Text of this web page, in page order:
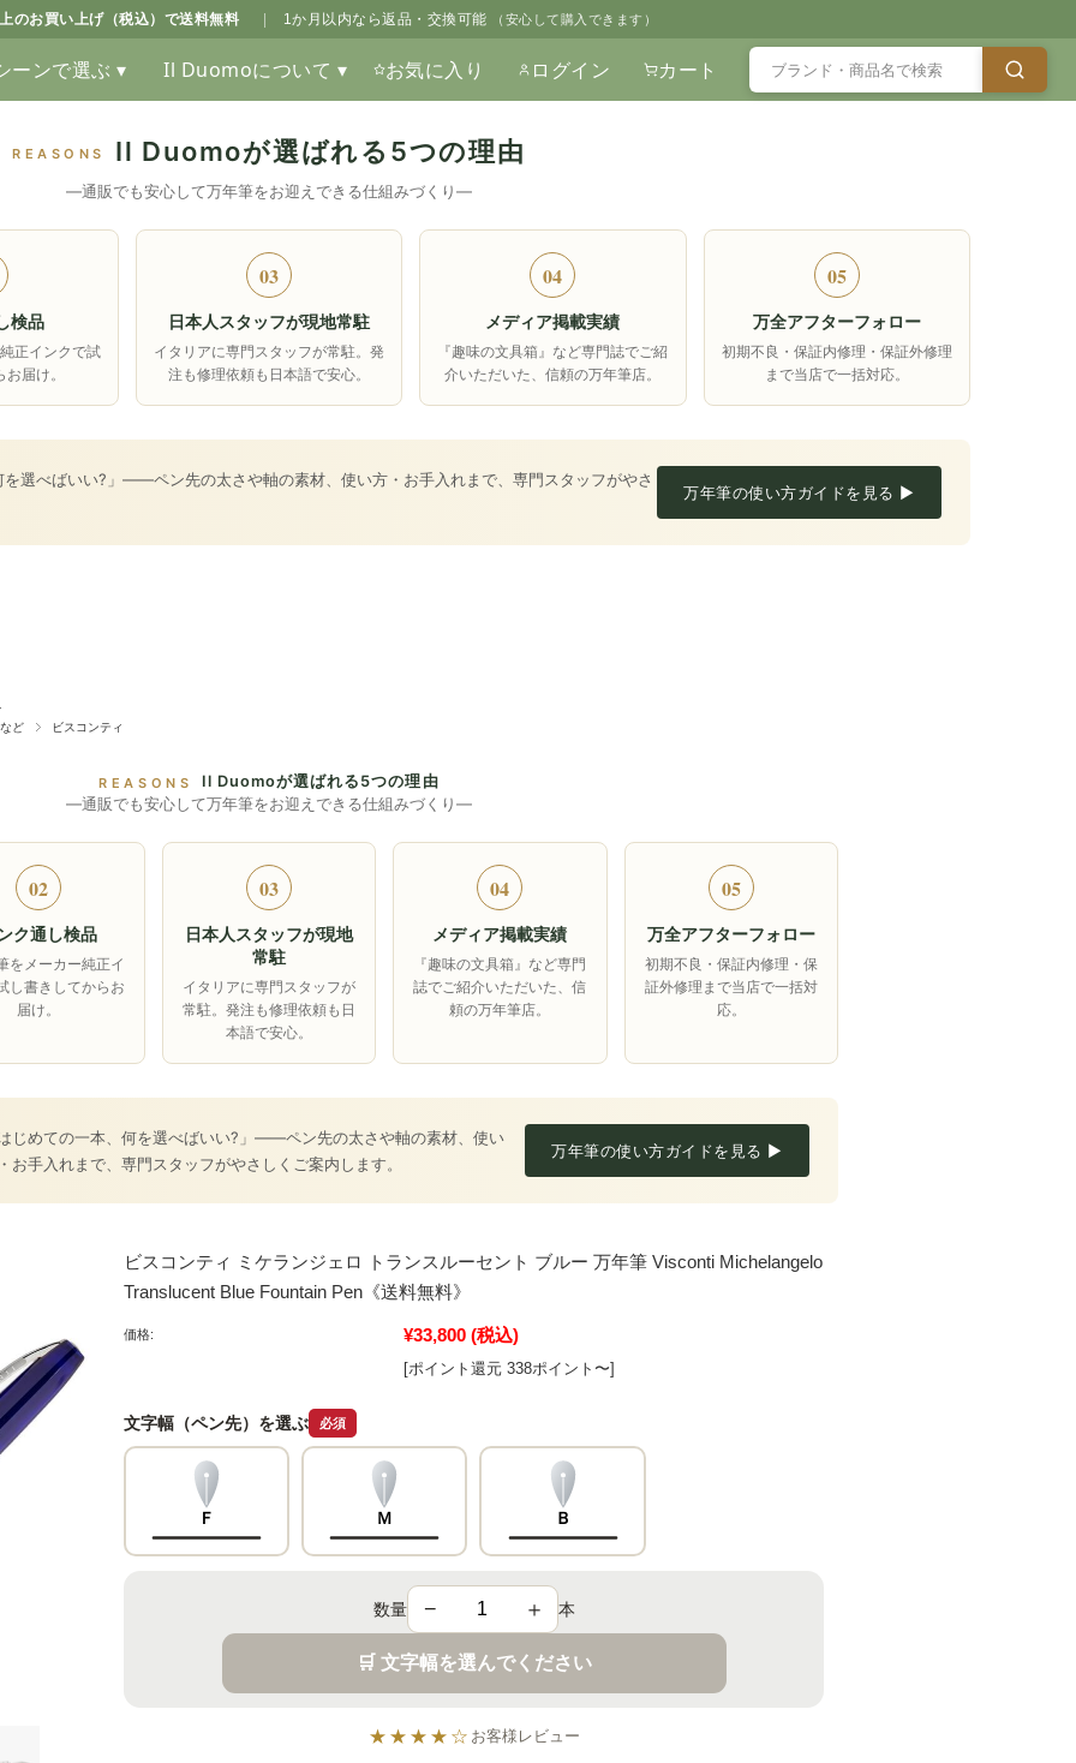
のお買い上げ（税込）で送料無料 1か月以内なら返品・交換可能 （安心して購入できます）
ーンで選ぶ ▾ Il Duomoについて ▾ お気に入り ログイン カート
REASONS Il Duomoが選ばれる5つの理由
―通販でも安心して万年筆をお迎えできる仕組みづくり―
検品
正インクで試
届け。
03
日本人スタッフが現地常駐
イタリアに専門スタッフが常駐。発
注も修理依頼も日本語で安心。
04
メディア掲載実績
『趣味の文具箱』など専門誌でご紹
介いただいた、信頼の万年筆店。
05
万全アフターフォロー
初期不良・保証内修理・保証外修理
まで当店で一括対応。
選べばいい?」――ペン先の太さや軸の素材、使い方・お手入れまで、専門スタッフがやさ
万年筆の使い方ガイドを見る ▶
ど
ビスコンティ
REASONS Il Duomoが選ばれる5つの理由
―通販でも安心して万年筆をお迎えできる仕組みづくり―
02
ク通し検品
をメーカー純正イ
し書きしてからお
届け。
03
日本人スタッフが現地
常駐
イタリアに専門スタッフが
常駐。発注も修理依頼も日
本語で安心。
04
メディア掲載実績
『趣味の文具箱』など専門
誌でご紹介いただいた、信
頼の万年筆店。
05
万全アフターフォロー
初期不良・保証内修理・保
証外修理まで当店で一括対
応。
じめての一本、何を選べばいい?」――ペン先の太さや軸の素材、使い
お手入れまで、専門スタッフがやさしくご案内します。
万年筆の使い方ガイドを見る ▶
ビスコンティ ミケランジェロ トランスルーセント ブルー 万年筆 Visconti Michelangelo
Translucent Blue Fountain Pen《送料無料》
価格: ¥33,800 (税込)
[ポイント還元 338ポイント〜]
文字幅（ペン先）を選ぶ 必須
Ｆ Ｍ Ｂ
数量 − ＋ 本
🛒 文字幅を選んでください
★★★★☆ お客様レビュー